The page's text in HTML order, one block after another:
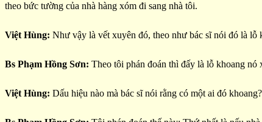
theo bức tường của nhà hàng xóm đi sang nhà tôi.
Việt Hùng: Như vậy là vết xuyên đó, theo như bác sĩ nói đó là lỗ
Bs Phạm Hồng Sơn: Theo tôi phán đoán thì đấy là lỗ khoang
Việt Hùng: Dấu hiệu nào mà bác sĩ nói rằng có một ai đó khoang?